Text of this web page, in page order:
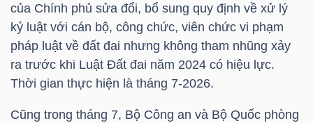
của Chính phủ sửa đổi, bổ sung quy định về xử lý
kỷ luật với cán bộ, công chức, viên chức vi phạm
pháp luật về đất đai nhưng không tham nhũng xảy
ra trước khi Luật Đất đai năm 2024 có hiệu lực.
Thời gian thực hiện là tháng 7-2026.
Cũng trong tháng 7, Bộ Công an và Bộ Quốc phòng
DOANH
NGHIỆP
PHIẾU